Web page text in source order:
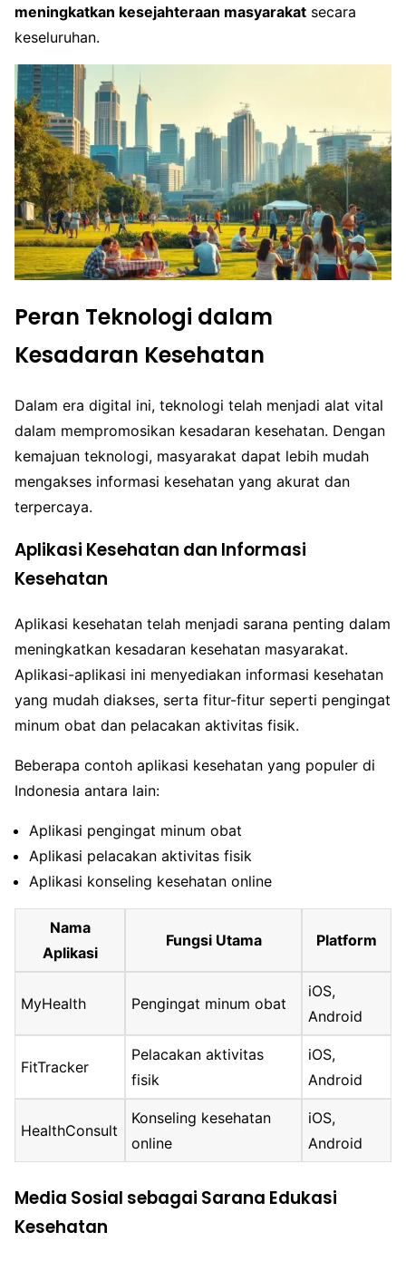
meningkatkan kesejahteraan masyarakat secara
keseluruhan.
Peran Teknologi dalam
Kesadaran Kesehatan
Dalam era digital ini, teknologi telah menjadi alat vital
dalam mempromosikan kesadaran kesehatan. Dengan
kemajuan teknologi, masyarakat dapat lebih mudah
mengakses informasi kesehatan yang akurat dan
terpercaya.
Aplikasi Kesehatan dan Informasi
Kesehatan
Aplikasi kesehatan telah menjadi sarana penting dalam
meningkatkan kesadaran kesehatan masyarakat.
Aplikasi-aplikasi ini menyediakan informasi kesehatan
yang mudah diakses, serta fitur-fitur seperti pengingat
minum obat dan pelacakan aktivitas fisik.
Beberapa contoh aplikasi kesehatan yang populer di
Indonesia antara lain:
Aplikasi pengingat minum obat
Aplikasi pelacakan aktivitas fisik
Aplikasi konseling kesehatan online
Nama
Aplikasi
Fungsi Utama Platform
MyHealth Pengingat minum obat
iOS,
Android
FitTracker
Pelacakan aktivitas
fisik
iOS,
Android
HealthConsult
Konseling kesehatan
online
iOS,
Android
Media Sosial sebagai Sarana Edukasi
Kesehatan